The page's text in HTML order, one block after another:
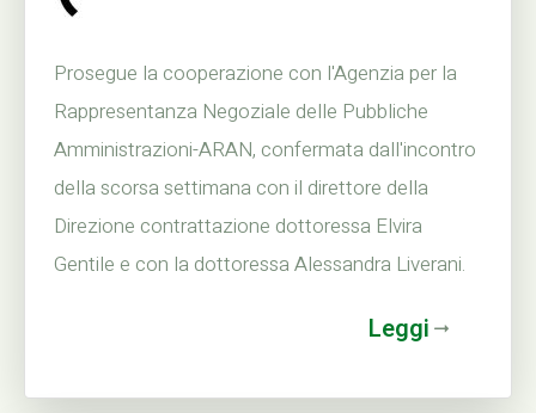
Prosegue la cooperazione con l'Agenzia per la
Rappresentanza Negoziale delle Pubbliche
Amministrazioni-ARAN, confermata dall'incontro
della scorsa settimana con il direttore della
Direzione contrattazione dottoressa Elvira
Gentile e con la dottoressa Alessandra Liverani.
Leggi